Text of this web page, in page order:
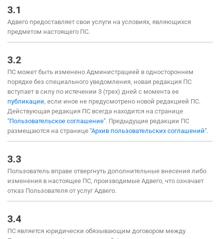
3.1
Адвего предоставляет свои услуги на условиях, являющихся
предметом настоящего ПС.
3.2
ПС может быть изменено Администрацией в одностороннем
порядке без специального уведомления, новая редакция ПС
вступает в силу по истечении 3 (трех) дней с момента ее
публикации, если иное не предусмотрено новой редакцией ПС.
Действующая редакция ПС всегда находится на странице
"Пользовательское соглашение". Предыдущие редакции ПС
размещаются на странице "Архив пользовательских соглашений".
3.3
Пользователь вправе отвергнуть дополнительные внесения либо
изменения в настоящее ПС, производимые Адвего, что означает
отказ Пользователя от услуг Адвего.
3.4
ПС является юридически обязывающим договором между